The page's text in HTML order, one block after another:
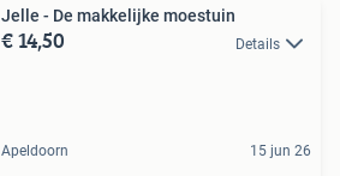
Jelle - De makkelijke moestuin
€ 14,50 Details
Apeldoorn 15 jun 26